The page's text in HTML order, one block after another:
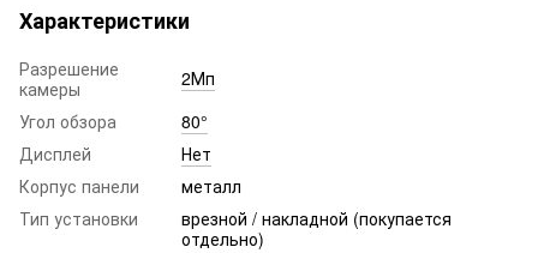
Характеристики
Разрешение
камеры
2Мп
Угол обзора
80°
Дисплей
Нет
Корпус панели
металл
Тип установки
врезной / накладной (покупается
отдельно)